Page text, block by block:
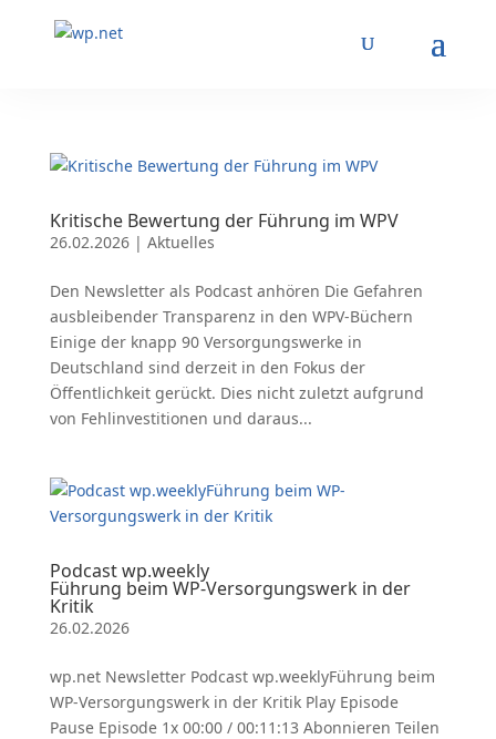
Kritische Bewertung der Führung im WPV
26.02.2026| Aktuelles
Den Newsletter als Podcast anhören Die Gefahren
ausbleibender Transparenz in den WPV-Büchern
Einige der knapp 90 Versorgungswerke in
Deutschland sind derzeit in den Fokus der
Öffentlichkeit gerückt. Dies nicht zuletzt aufgrund
von Fehlinvestitionen und daraus...
Podcast wp.weekly
Führung beim WP-Versorgungswerk in der
Kritik
26.02.2026
wp.net Newsletter Podcast wp.weeklyFührung beim
WP-Versorgungswerk in der Kritik Play Episode
Pause Episode 1x 00:00 / 00:11:13 Abonnieren Teilen